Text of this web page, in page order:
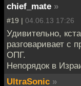
chief_mate »
#19 | 04.06.13 17:26
Удивительно,
разговаривает с
ОПГ.
Непорядок в
UltraSonic »